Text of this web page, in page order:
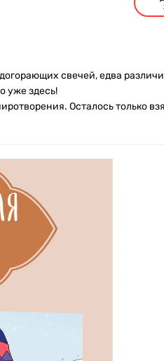
свечей, едва
уже здесь!
Осталось только